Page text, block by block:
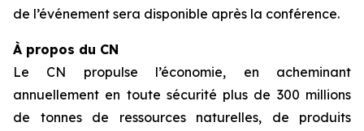
de l’événement sera disponible après la conférence.
À propos du CN
Le CN propulse l’économie, en acheminant
annuellement en toute sécurité plus de 300 millions
de tonnes de ressources naturelles, de produits